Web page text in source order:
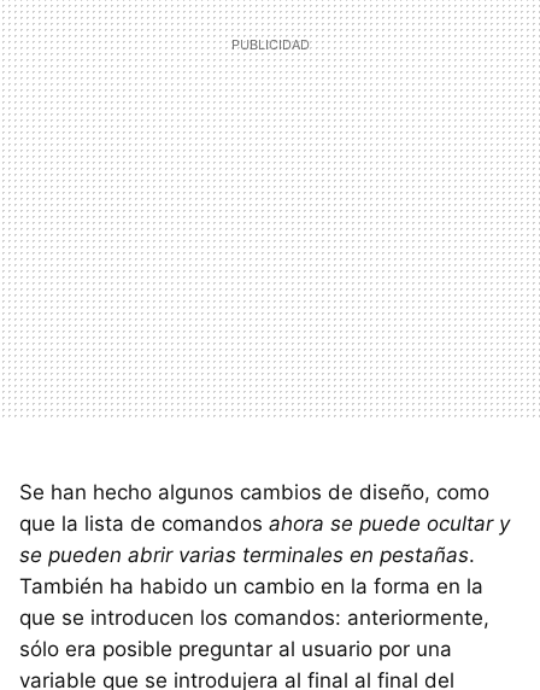
Se han hecho algunos cambios de diseño, como
que la lista de comandos ahora se puede ocultar y
se pueden abrir varias terminales en pestañas.
También ha habido un cambio en la forma en la
que se introducen los comandos: anteriormente,
sólo era posible preguntar al usuario por una
variable que se introdujera al final al final del